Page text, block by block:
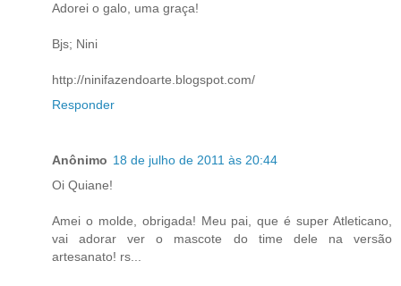
Adorei o galo, uma graça!
Bjs; Nini
http://ninifazendoarte.blogspot.com/
Responder
Anônimo 18 de julho de 2011 às 20:44
Oi Quiane!
Amei o molde, obrigada! Meu pai, que é super Atleticano,
vai adorar ver o mascote do time dele na versão
artesanato! rs...